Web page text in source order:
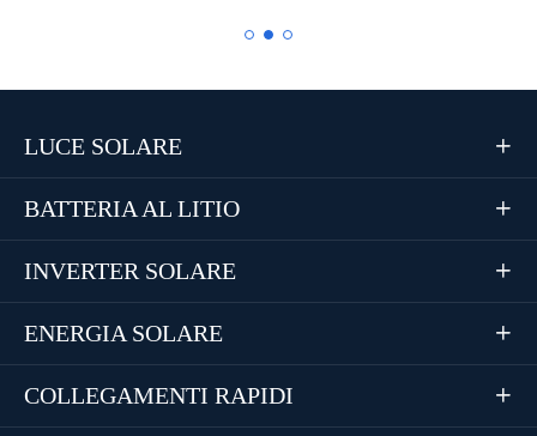
LUCE SOLARE 
BATTERIA AL LITIO 
INVERTER SOLARE 
ENERGIA SOLARE 
COLLEGAMENTI RAPIDI 